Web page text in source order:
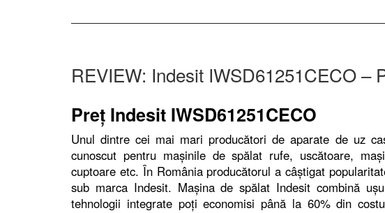
REVIEW: Indesit IWSD61251CECO –
Preţ Indesit IWSD61251CECO
Unul dintre cei mai mari producători de aparate de uz
cunoscut pentru maşinile de spălat rufe, uscătoare,
cuptoare etc. În România producătorul a câştigat
sub marca Indesit. Maşina de spălat Indesit combină
tehnologii integrate poţi economisi până la 60% din